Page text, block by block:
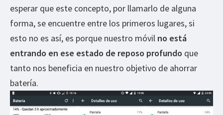
esperar que este concepto, por llamarlo de alguna
forma, se encuentre entre los primeros lugares, si
esto no es así, es porque nuestro móvil no está
entrando en ese estado de reposo profundo que
tanto nos beneficia en nuestro objetivo de ahorrar
batería.